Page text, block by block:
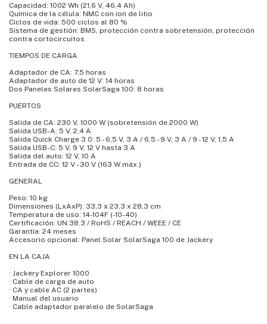
Capacidad: 1002 Wh (21,6 V, 46,4 Ah)
Química de la célula: NMC con ion de litio
Ciclos de vida: 500 ciclos al 80 %
Sistema de gestión: BMS, protección contra sobretensión, protección
contra cortocircuitos
TIEMPOS DE CARGA
Adaptador de CA: 7,5 horas
Adaptador de auto de 12 V: 14 horas
Dos Paneles Solares SolarSaga 100: 8 horas
PUERTOS
Salida de CA: 230 V, 1000 W (sobretensión de 2000 W)
Salida USB-A: 5 V, 2,4 A
Salida Quick Charge 3.0: 5 - 6,5 V, 3 A / 6,5 - 9 V, 3 A / 9 - 12 V, 1,5 A
Salida USB-C: 5 V, 9 V, 12 V hasta 3 A
Salida del auto: 12 V, 10 A
Entrada de CC: 12 V - 30 V (163 W máx.)
GENERAL
Peso: 10 kg
Dimensiones (LxAxP): 33,3 x 23,3 x 28,3 cm
Temperatura de uso: 14-104F (-10-40)
Certificación: UN 38.3 / RoHS / REACH / WEEE / CE
Garantía: 24 meses
Accesorio opcional: Panel Solar SolarSaga 100 de Jackery
EN LA CAJA
· Jackery Explorer 1000
· Cable de carga de auto
· CA y cable AC (2 partes)
· Manual del usuario
· Cable adaptador paralelo de SolarSaga